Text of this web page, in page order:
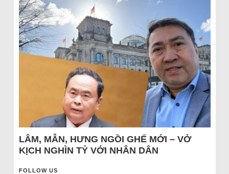
LÂM, MẪN, HƯNG NGỒI GHẾ MỚI – VỞ
KỊCH NGHÌN TỶ VỚI NHÂN DÂN
FOLLOW US